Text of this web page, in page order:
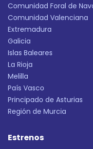
Comunidad Foral de
Comunidad Valenciana
Extremadura
Galicia
Islas Baleares
La Rioja
Melilla
País Vasco
Principado de Asturias
Región de Murcia
Estrenos